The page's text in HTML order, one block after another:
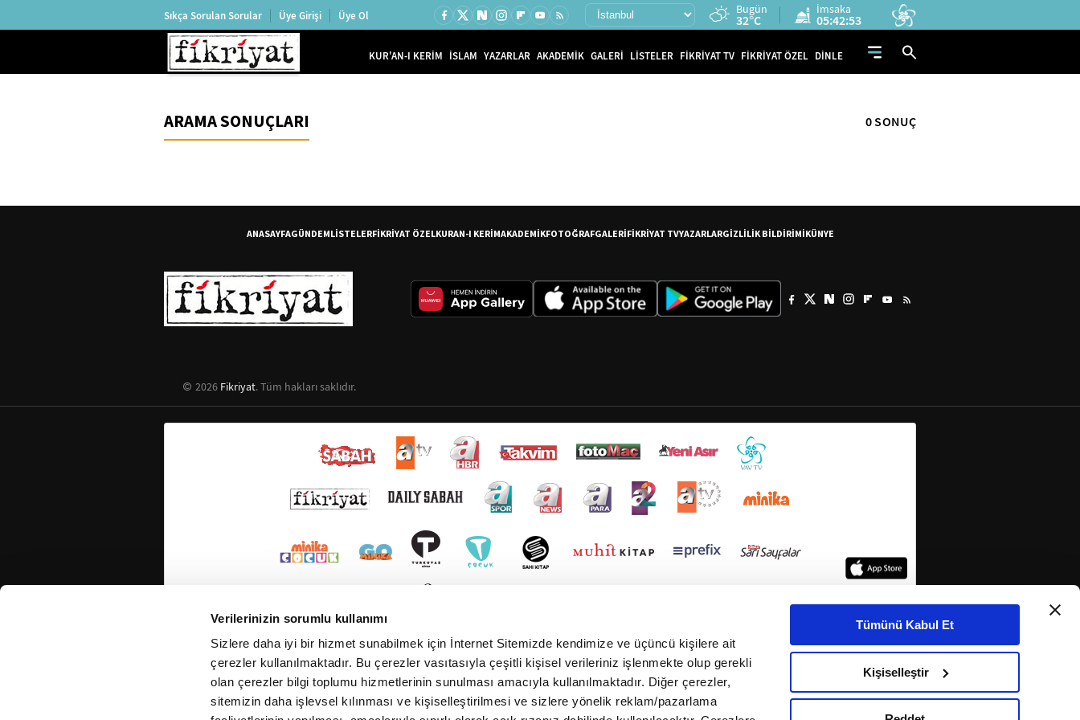
Verilerinizin sorumlu kullanımı
Sizlere daha iyi bir hizmet sunabilmek için İnternet Sitemizde kendimize ve üçüncü kişilere ait
çerezler kullanılmaktadır. Bu çerezler vasıtasıyla çeşitli kişisel verileriniz işlenmekte olup gerekli
olan çerezler bilgi toplumu hizmetlerinin sunulması amacıyla kullanılmaktadır. Diğer çerezler,
sitemizin daha işlevsel kılınması ve kişiselleştirilmesi ve sizlere yönelik reklam/pazarlama
Tümünü Kabul Et
Kişiselleştir
Sıkça Sorulan Sorular Üye Girişi Üye Ol Bugün
32°C
İmsaka
05:42:53
KUR'AN-I KERİM İSLAM YAZARLAR AKADEMİK GALERİ LİSTELER FİKRİYAT TV FİKRİYAT ÖZEL DİNLE
ARAMA SONUÇLARI 0 SONUÇ
ANASAYFAGÜNDEMLİSTELERFİKRİYAT ÖZELKURAN-I KERİMAKADEMİKFOTOĞRAFGALERİFİKRİYAT TVYAZARLARGİZLİLİK BİLDİRİMİKÜNYE
2026 Fikriyat. Tüm hakları saklıdır.